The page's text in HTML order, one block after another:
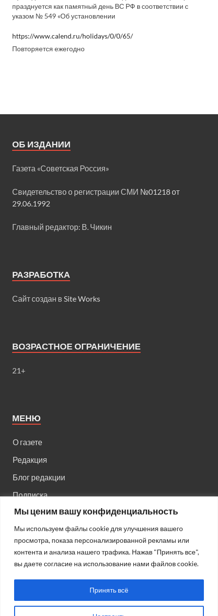
Мы ценим вашу конфиденциальность
Мы используем файлы cookie для улучшения вашего
просмотра, показа персонализированной рекламы или
контента и анализа нашего трафика. Нажав "Принять все",
вы даете согласие на использование нами файлов cookie.
Принять всё
празднуется как памятный день ВС РФ в соответствии с
указом № 549 «Об установлении
https://www.calend.ru/holidays/0/0/65/
Повторяется ежегодно
ОБ ИЗДАНИИ
Газета «Советская Россия»
Свидетельство о регистрации СМИ №01218 от
29.06.1992
Главный редактор: В. Чикин
РАЗРАБОТКА
Сайт создан в Site Works
ВОЗРАСТНОЕ ОГРАНИЧЕНИЕ
21+
МЕНЮ
О газете
Редакция
Блог редакции
Подписка
Правила поведения на сайте
Реклама
Старый HTML сайт